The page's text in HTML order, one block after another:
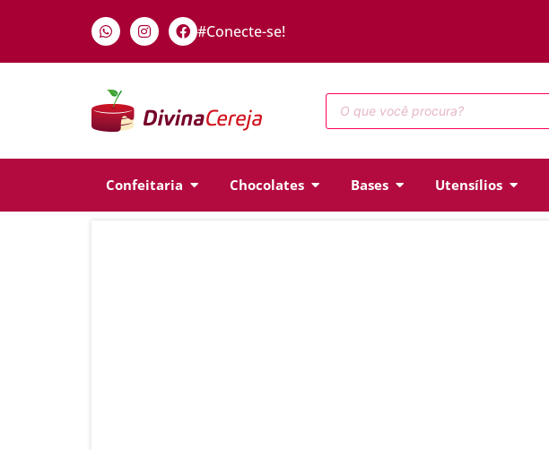
#Conecte-se!
Confeitaria Chocolates Bases Utensílios